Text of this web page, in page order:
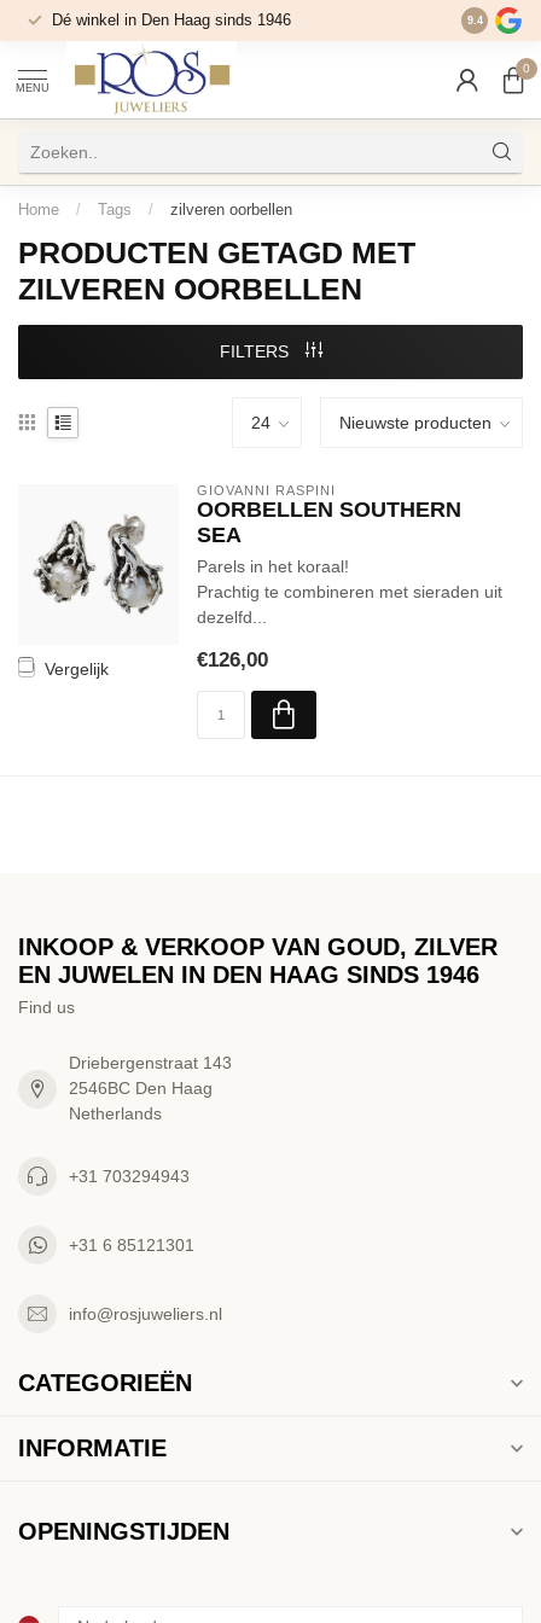
Dé winkel in Den Haag sinds 1946 9.4
MENU
0
Home / Tags / zilveren oorbellen
PRODUCTEN GETAGD MET
ZILVEREN OORBELLEN
FILTERS
Vergelijk
GIOVANNI RASPINI
OORBELLEN SOUTHERN
SEA
Parels in het koraal!
Prachtig te combineren met sieraden uit
dezelfd...
€126,00
INKOOP & VERKOOP VAN GOUD, ZILVER
EN JUWELEN IN DEN HAAG SINDS 1946
Find us
Driebergenstraat 143
2546BC Den Haag
Netherlands
+31 703294943
+31 6 85121301
info@rosjuweliers.nl
CATEGORIEËN
INFORMATIE
OPENINGSTIJDEN